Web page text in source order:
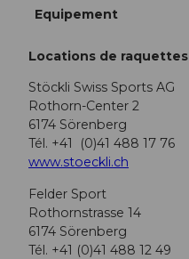
Equipement
Locations de raquettes
Stöckli Swiss Sports AG
Rothorn-Center 2
6174 Sörenberg
Tél. +41 (0)41 488 17 76
www.stoeckli.ch
Felder Sport
Rothornstrasse 14
6174 Sörenberg
Tél. +41 (0)41 488 12 49